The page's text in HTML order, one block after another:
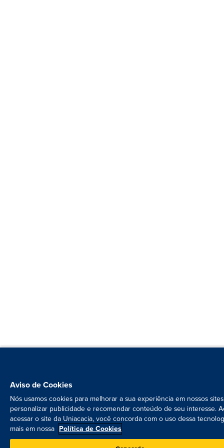
Aviso de Cookies
Nós usamos cookies para melhorar a sua experiência em nossos
personalizar publicidade e recomendar conteúdo de seu interesse.
acessar o site da Uniacacia, você concorda com o uso dessa
mais em nossa Política de Cookies